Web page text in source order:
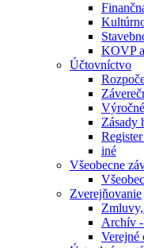
KOVP
Účtovníctvo
Zásady
iné
Všeobecne
Zverejňovanie
Archív
Verejné